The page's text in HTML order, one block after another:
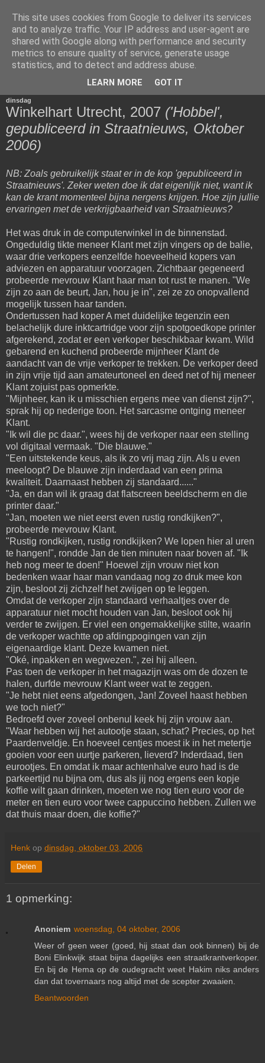
Het Woord van Henk
Voor diegenen die van mijn mening en schrijfsels gediend
dinsdag
Winkelhart Utrecht, 2007 ('Hobbel',
gepubliceerd in Straatnieuws, Oktober
2006)
NB: Zoals gebruikelijk staat er in de kop 'gepubliceerd in
Straatnieuws'. Zeker weten doe ik dat eigenlijk niet, want ik
kan de krant momenteel bijna nergens krijgen. Hoe zijn jullie
ervaringen met de verkrijgbaarheid van Straatnieuws?
Het was druk in de computerwinkel in de binnenstad.
Ongeduldig tikte meneer Klant met zijn vingers op de balie,
waar drie verkopers eenzelfde hoeveelheid kopers van
adviezen en apparatuur voorzagen. Zichtbaar gegeneerd
probeerde mevrouw Klant haar man tot rust te manen. "We
zijn zo aan de beurt, Jan, hou je in", zei ze zo onopvallend
mogelijk tussen haar tanden.
Ondertussen had koper A met duidelijke tegenzin een
belachelijk dure inktcartridge voor zijn spotgoedkope printer
afgerekend, zodat er een verkoper beschikbaar kwam. Wild
gebarend en kuchend probeerde mijnheer Klant de
aandacht van de vrije verkoper te trekken. De verkoper deed
in zijn vrije tijd aan amateurtoneel en deed net of hij meneer
Klant zojuist pas opmerkte.
"Mijnheer, kan ik u misschien ergens mee van dienst zijn?",
sprak hij op nederige toon. Het sarcasme ontging meneer
Klant.
"Ik wil die pc daar.", wees hij de verkoper naar een stelling
vol digitaal vermaak. "Die blauwe."
"Een uitstekende keus, als ik zo vrij mag zijn. Als u even
meeloopt? De blauwe zijn inderdaad van een prima
kwaliteit. Daarnaast hebben zij standaard......"
"Ja, en dan wil ik graag dat flatscreen beeldscherm en die
printer daar."
"Jan, moeten we niet eerst even rustig rondkijken?",
probeerde mevrouw Klant.
"Rustig rondkijken, rustig rondkijken? We lopen hier al uren
te hangen!", rondde Jan de tien minuten naar boven af. "Ik
heb nog meer te doen!" Hoewel zijn vrouw niet kon
bedenken waar haar man vandaag nog zo druk mee kon
zijn, besloot zij zichzelf het zwijgen op te leggen.
Omdat de verkoper zijn standaard verhaaltjes over de
apparatuur niet mocht houden van Jan, besloot ook hij
verder te zwijgen. Er viel een ongemakkelijke stilte, waarin
de verkoper wachtte op afdingpogingen van zijn
eigenaardige klant. Deze kwamen niet.
"Oké, inpakken en wegwezen.", zei hij alleen.
Pas toen de verkoper in het magazijn was om de dozen te
halen, durfde mevrouw Klant weer wat te zeggen.
"Je hebt niet eens afgedongen, Jan! Zoveel haast hebben
we toch niet?"
Bedroefd over zoveel onbenul keek hij zijn vrouw aan.
"Waar hebben wij het autootje staan, schat? Precies, op het
Paardenveldje. En hoeveel centjes moest ik in het metertje
gooien voor een uurtje parkeren, lieverd? Inderdaad, tien
eurootjes. En omdat ik maar achtenhalve euro had is de
parkeertijd nu bijna om, dus als jij nog ergens een kopje
koffie wilt gaan drinken, moeten we nog tien euro voor de
meter en tien euro voor twee cappuccino hebben. Zullen we
dat thuis maar doen, die koffie?"
Henk op dinsdag, oktober 03, 2006
Delen
1 opmerking:
Anoniem woensdag, 04 oktober, 2006
Weer of geen weer (goed, hij staat dan ook binnen) bij de
Boni Elinkwijk staat bijna dagelijks een straatkrantverkoper.
En bij de Hema op de oudegracht weet Hakim niks anders
dan dat tovernaars nog altijd met de scepter zwaaien.
Beantwoorden
This site uses cookies from Google to deliver its services
and to analyze traffic. Your IP address and user-agent are
shared with Google along with performance and security
metrics to ensure quality of service, generate usage
statistics, and to detect and address abuse.
LEARN MORE GOT IT